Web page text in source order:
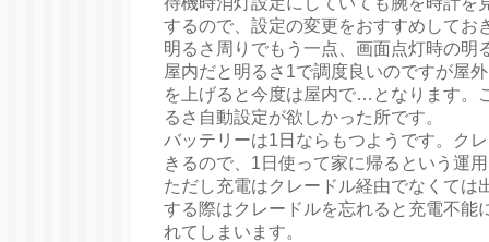
するので、設定の変更をおすすめしてお
明るさ周りでもう一点、画面点灯時の明
屋内だと明るさ1で調度良いのですが屋
を上げると今度は屋内で…となります。
るさ自動設定が欲しかった所です。
バッテリーは1日ならもつようです。ク
きるので、1日使って家に帰るという運
ただし充電はクレードル経由でなくては
する際はクレードルを忘れると充電不能
れてしまいます。